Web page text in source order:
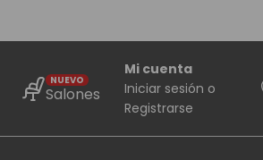
NUEVO
Salones
Mi cuenta
Iniciar sesión o
Registrarse